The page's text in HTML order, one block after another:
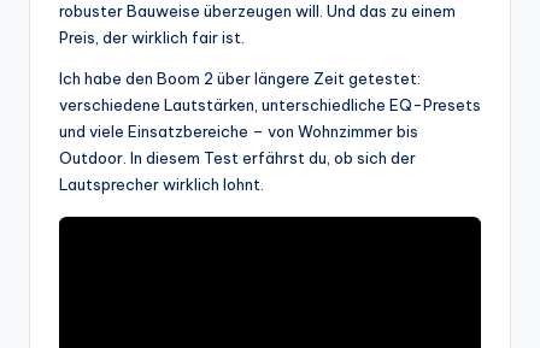
robuster Bauweise überzeugen will. Und das zu einem
Preis, der wirklich fair ist.
Ich habe den Boom 2 über längere Zeit getestet:
verschiedene Lautstärken, unterschiedliche EQ-Presets
und viele Einsatzbereiche – von Wohnzimmer bis
Outdoor. In diesem Test erfährst du, ob sich der
Lautsprecher wirklich lohnt.